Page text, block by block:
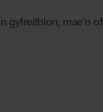
gyfreithlon, mae'n